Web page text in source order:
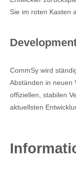
Sie im roten Kasten
CommSy wird
Abständen in neuen
offiziellen, stabilen
aktuellsten